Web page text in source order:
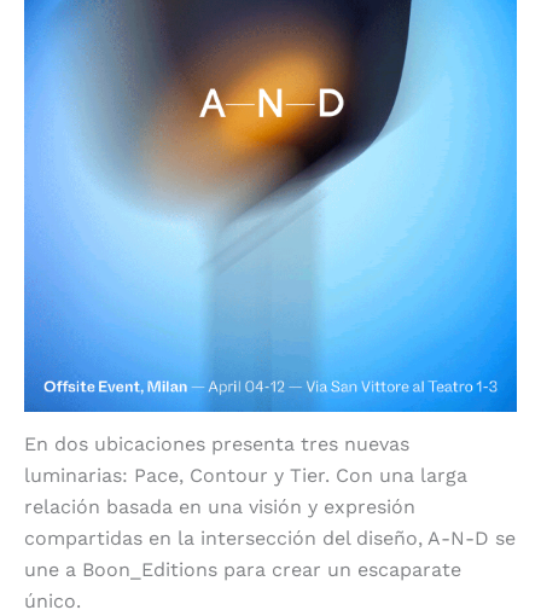
En dos ubicaciones presenta tres nuevas
luminarias: Pace, Contour y Tier. Con una larga
relación basada en una visión y expresión
compartidas en la intersección del diseño, A-N-D se
une a Boon_Editions para crear un escaparate
único.